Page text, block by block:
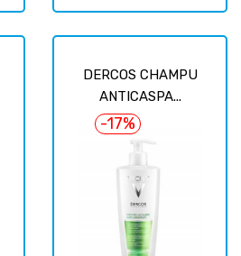
DERCOS CHAMPU
ANTICASPA...
-17%